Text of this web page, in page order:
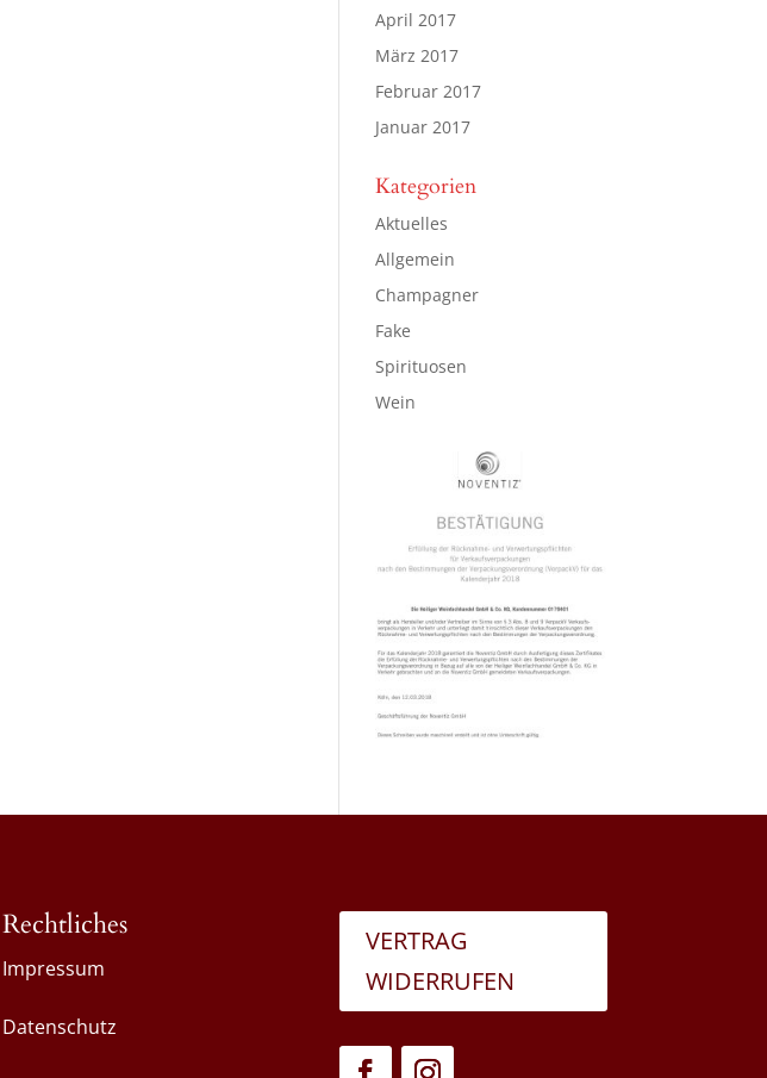
April 2017
März 2017
Februar 2017
Januar 2017
Kategorien
Aktuelles
Allgemein
Champagner
Fake
Spirituosen
Wein
Rechtliches
Impressum
Datenschutz
VERTRAG
WIDERRUFEN